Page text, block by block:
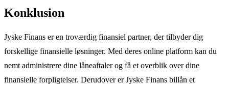
Konklusion
Jyske Finans er en troværdig finansiel partner, der tilbyder dig
forskellige finansielle løsninger. Med deres online platform kan du
nemt administrere dine låneaftaler og få et overblik over dine
finansielle forpligtelser. Derudover er Jyske Finans billån et